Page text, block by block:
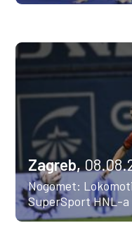
Zagreb,
Nogomet:
SuperSport HNL-a